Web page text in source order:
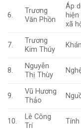
6.
Trương
Văn Phồn
Áp
xã
7.
Trương
Kim Thúy
8.
Nguyễn
Thị Thùy
9.
Vũ Hương
Thảo
10.
Lê Công
Trí